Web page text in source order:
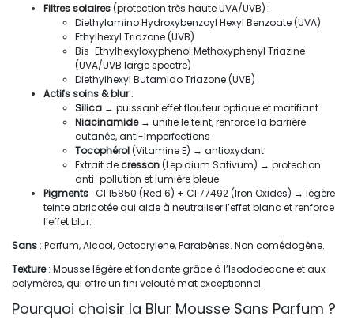
Filtres solaires(protection très haute UVA/UVB) :
Diethylamino Hydroxybenzoyl Hexyl Benzoate (UVA)
Ethylhexyl Triazone (UVB)
Bis-Ethylhexyloxyphenol Methoxyphenyl Triazine
(UVA/UVB large spectre)
Diethylhexyl Butamido Triazone (UVB)
Actifs soins & blur:
Silica → puissant effet flouteur optique et matifiant
Niacinamide→ unifie le teint, renforce la barrière
cutanée, anti-imperfections
Tocophérol(Vitamine E) → antioxydant
Extrait decresson(Lepidium Sativum) → protection
anti-pollution et lumière bleue
Pigments : CI 15850 (Red 6) + CI 77492 (Iron Oxides) → légère
teinte abricotée qui aide à neutraliser l’effet blanc et renforce
l’effet blur.
Sans : Parfum, Alcool, Octocrylene, Parabènes. Non comédogène.
Texture: Mousse légère et fondante grâce à l’Isododecane et aux
polymères, qui offre un fini velouté mat exceptionnel.
Pourquoi choisir la Blur Mousse Sans Parfum ?